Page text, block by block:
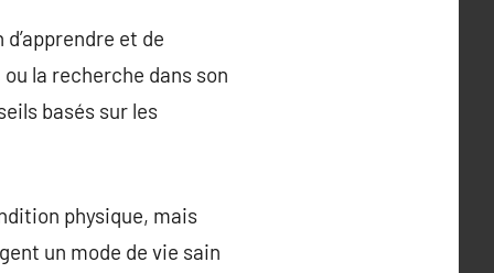
et de
la recherche dans son
basés sur les
physique, mais
un mode de vie sain